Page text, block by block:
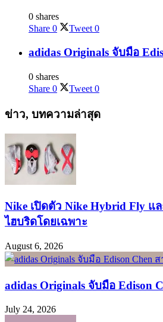
0 shares
Share 0 Tweet 0
adidas Originals จับมือ
0 shares
Share 0 Tweet 0
ข่าว, บทความล่าสุด
Nike เปิดตัว Nike Hybrid Fly แ
ไฮบริดโดยเฉพาะ
August 6, 2026
adidas Originals จับมือ Edison
July 24, 2026